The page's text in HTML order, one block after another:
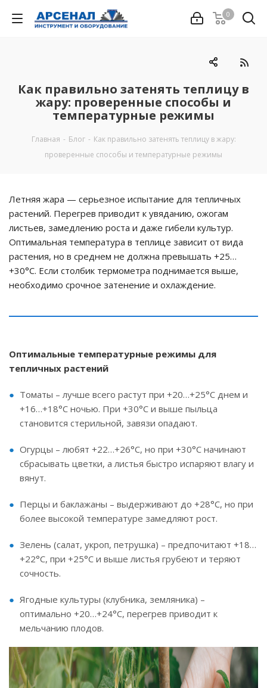
0
Как правильно затенять теплицу в
жару: проверенные способы и
температурные режимы
Главная - Блог - Как правильно затенять теплицу в жару:
проверенные способы и температурные режимы
Летняя жара — серьезное испытание для тепличных
растений. Перегрев приводит к увяданию, ожогам
листьев, замедлению роста и даже гибели культур.
Оптимальная температура в теплице зависит от вида
растения, но в среднем не должна превышать +25…
+30°C. Если столбик термометра поднимается выше,
необходимо срочное затенение и охлаждение.
Оптимальные температурные режимы для
тепличных растений
Томаты – лучше всего растут при +20…+25°C днем и
+16…+18°C ночью. При +30°C и выше пыльца
становится стерильной, завязи опадают.
Огурцы – любят +22…+26°C, но при +30°C начинают
сбрасывать цветки, а листья быстро испаряют влагу и
вянут.
Перцы и баклажаны – выдерживают до +28°C, но при
более высокой температуре замедляют рост.
Зелень (салат, укроп, петрушка) – предпочитают +18…
+22°C, при +25°C и выше листья грубеют и теряют
сочность.
Ягодные культуры (клубника, земляника) –
оптимально +20…+24°C, перегрев приводит к
мельчанию плодов.